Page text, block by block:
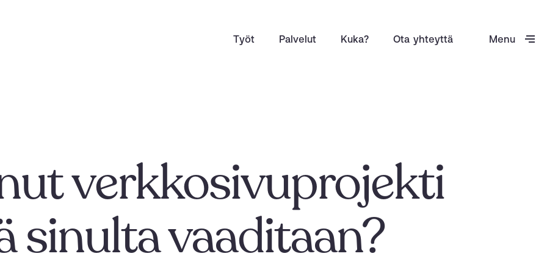
Työt
Palvelut
Kuka?
Ota yhteyttä
Menu
verkkosivuprojekti
sinulta vaaditaan?